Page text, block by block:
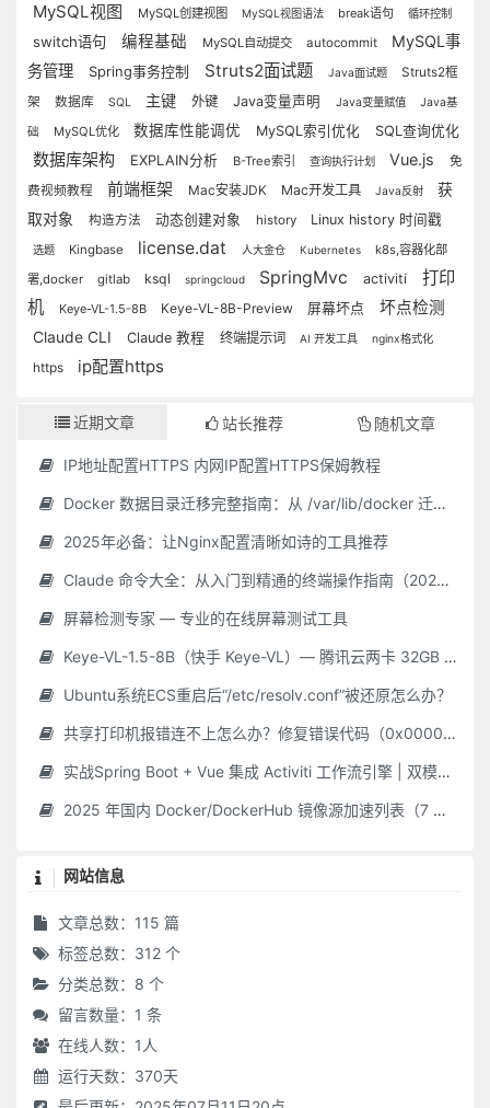
MySQL视图 MySQL创建视图 MySQL视图语法 break语句 循环控制
switch语句 编程基础 MySQL自动提交 autocommit
MySQL事
务管理
Spring事务控制 Struts2面试题 Java面试题
Struts2框
架
数据库 SQL 主键 外键 Java变量声明 Java变量赋值 Java基
础 MySQL优化 数据库性能调优 MySQL索引优化 SQL查询优化
数据库架构 EXPLAIN分析 B-Tree索引 查询执行计划 Vue.js
免
费视频教程
前端框架 Mac安装JDK Mac开发工具 Java反射
获
取对象
构造方法 动态创建对象 history Linux history 时间戳
选题 Kingbase license.dat 人大金仓 Kubernetes
k8s,容器化部
署,docker
gitlab ksql springcloud SpringMvc activiti
打印
机
Keye-VL-1.5-8B Keye-VL-8B-Preview 屏幕坏点 坏点检测
Claude CLI Claude 教程 终端提示词 AI 开发工具 nginx格式化
https ip配置https
近期文章 站长推荐 随机文章
IP地址配置HTTPS 内网IP配置HTTPS保姆教程
Docker 数据目录迁移完整指南：从 /var/lib/docker 迁移到自定义路径
2025年必备：让Nginx配置清晰如诗的工具推荐
Claude 命令大全：从入门到精通的终端操作指南（2025 最新）
屏幕检测专家 — 专业的在线屏幕测试工具
Keye-VL-1.5-8B（快手 Keye-VL）— 腾讯云两卡 32GB GPU **保姆级** 部署指南（Ubuntu 22.04 / CUDA 12.2 / Driver 535.216.01 / Python 3.10）
Ubuntu系统ECS重启后“/etc/resolv.conf”被还原怎么办？
共享打印机报错连不上怎么办？修复错误代码（0x000006d9/0x0000011b 等）最新Win10/11 共享打印机常见问题 + 解决教程，附工具！
实战Spring Boot + Vue 集成 Activiti 工作流引擎 | 双模式简单 & 自定义审批平台
2025 年国内 Docker/DockerHub 镜像源加速列表（7 月 28 日更新 · 长期维护）
网站信息
文章总数：115 篇
标签总数：312 个
分类总数：8 个
留言数量：1 条
在线人数： 1 人
运行天数：370天